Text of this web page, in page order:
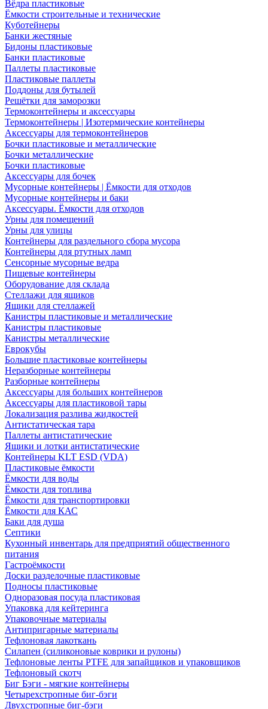
Вёдра пластиковые
Ёмкости строительные и технические
Куботейнеры
Банки жестяные
Бидоны пластиковые
Банки пластиковые
Паллеты пластиковые
Пластиковые паллеты
Поддоны для бутылей
Решётки для заморозки
Термоконтейнеры и аксессуары
Термоконтейнеры | Изотермические контейнеры
Аксессуары для термоконтейнеров
Бочки пластиковые и металлические
Бочки металлические
Бочки пластиковые
Аксессуары для бочек
Мусорные контейнеры | Ёмкости для отходов
Мусорные контейнеры и баки
Аксессуары. Ёмкости для отходов
Урны для помещений
Урны для улицы
Контейнеры для раздельного сбора мусора
Контейнеры для ртутных ламп
Сенсорные мусорные ведра
Пищевые контейнеры
Оборудование для склада
Стеллажи для ящиков
Ящики для стеллажей
Канистры пластиковые и металлические
Канистры пластиковые
Канистры металлические
Еврокубы
Большие пластиковые контейнеры
Неразборные контейнеры
Разборные контейнеры
Аксессуары для больших контейнеров
Аксессуары для пластиковой тары
Локализация разлива жидкостей
Антистатическая тара
Паллеты антистатические
Ящики и лотки антистатические
Контейнеры KLT ESD (VDA)
Пластиковые ёмкости
Ёмкости для воды
Ёмкости для топлива
Ёмкости для транспортировки
Ёмкости для КАС
Баки для душа
Септики
Кухонный инвентарь для предприятий общественного
питания
Гастроёмкости
Доски разделочные пластиковые
Подносы пластиковые
Одноразовая посуда пластиковая
Упаковка для кейтеринга
Упаковочные материалы
Антипригарные материалы
Тефлоновая лакоткань
Силапен (силиконовые коврики и рулоны)
Тефлоновые ленты PTFE для запайщиков и упаковщиков
Тефлоновый скотч
Биг Бэги - мягкие контейнеры
Четырехстропные биг-бэги
Двухстропные биг-бэги